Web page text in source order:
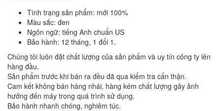
Tình trạng sản phẩm: mới 100%
Màu sắc: đen
Ngôn ngữ: tiếng Anh chuẩn US
Bảo hành: 12 tháng, 1 đổi 1.
Chúng tôi luôn đặt chất lượng của sản phẩm và uy tín công ty lên
hàng đầu.
Sản phẩm trước khi bán ra đều đã qua kiểm tra cẩn thận.
Cam kết không bán hàng nhái, hàng kém chất lượng gây ảnh
hưởng đến máy trong quá trình sử dụng.
Bảo hành nhanh chóng, nghiêm túc.